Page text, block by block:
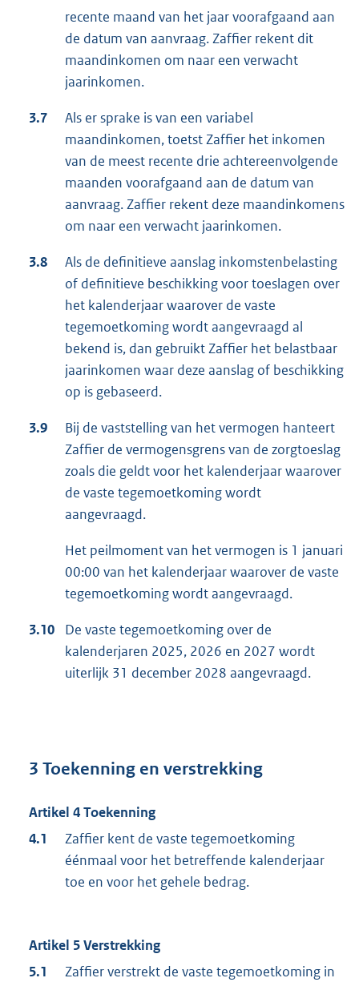
recente maand van het jaar voorafgaand aan
de datum van aanvraag. Zaffier rekent dit
maandinkomen om naar een verwacht
jaarinkomen.
3.7
Als er sprake is van een variabel
maandinkomen, toetst Zaffier het inkomen
van de meest recente drie achtereenvolgende
maanden voorafgaand aan de datum van
aanvraag. Zaffier rekent deze maandinkomens
om naar een verwacht jaarinkomen.
3.8
Als de definitieve aanslag inkomstenbelasting
of definitieve beschikking voor toeslagen over
het kalenderjaar waarover de vaste
tegemoetkoming wordt aangevraagd al
bekend is, dan gebruikt Zaffier het belastbaar
jaarinkomen waar deze aanslag of beschikking
op is gebaseerd.
3.9
Bij de vaststelling van het vermogen hanteert
Zaffier de vermogensgrens van de zorgtoeslag
zoals die geldt voor het kalenderjaar waarover
de vaste tegemoetkoming wordt
aangevraagd.
Het peilmoment van het vermogen is 1 januari
00:00 van het kalenderjaar waarover de vaste
tegemoetkoming wordt aangevraagd.
3.10
De vaste tegemoetkoming over de
kalenderjaren 2025, 2026 en 2027 wordt
uiterlijk 31 december 2028 aangevraagd.
3 Toekenning en verstrekking
Artikel 4 Toekenning
4.1
Zaffier kent de vaste tegemoetkoming
éénmaal voor het betreffende kalenderjaar
toe en voor het gehele bedrag.
Artikel 5 Verstrekking
5.1
Zaffier verstrekt de vaste tegemoetkoming in